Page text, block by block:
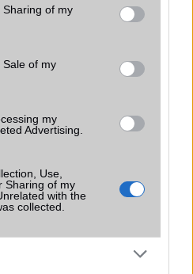
behaviour. You may click to
and its third-party tags to
purposes in below Google
of my
of my
my
Advertising.
Use,
Sharing of my
with the
collected.
funkció teljesen
a mobilhasználatot –
tudnak róla
Central
funkció, amely
használatot,
továbbra is hiányzik.
apró frissítések, új